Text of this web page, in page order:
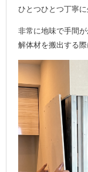
ひとつひとつ丁寧
非常に地味で手間
解体材を搬出する